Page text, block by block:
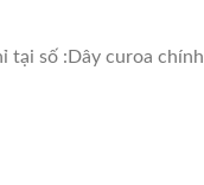
tại số :Dây curoa chính